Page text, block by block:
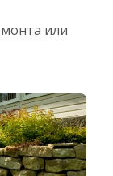
или